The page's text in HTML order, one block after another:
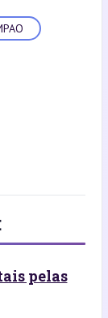
pelas